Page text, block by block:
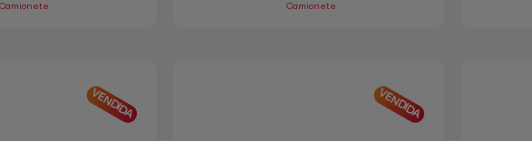
Camionete Camionete
VENDIDA VENDIDA